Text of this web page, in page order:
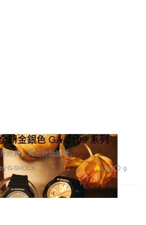
新金銀色 GA-2100 系列
經典八角形外殼設計。
G-SHOCK 4.9K 0